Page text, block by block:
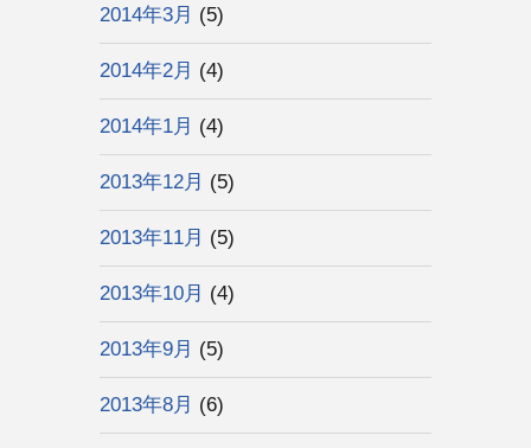
2014年3月 (5)
2014年2月 (4)
2014年1月 (4)
2013年12月 (5)
2013年11月 (5)
2013年10月 (4)
2013年9月 (5)
2013年8月 (6)